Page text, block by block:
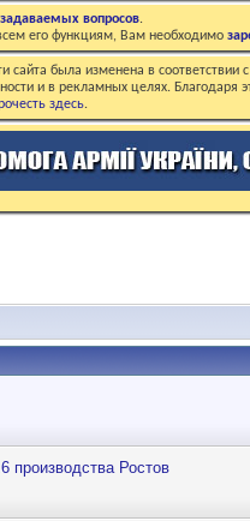
вопросов.
его функциям, Вам необходимо
была изменена в соответствии
и в рекламных целях.
здесь.
производства Ростов